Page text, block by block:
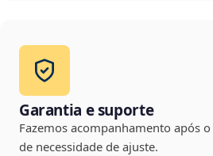
Garantia e suporte
Fazemos acompanhamento após
de necessidade de ajuste.